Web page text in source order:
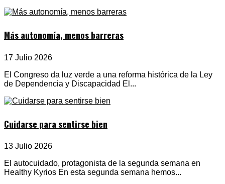
Más autonomía, menos barreras
17 Julio 2026
El Congreso da luz verde a una reforma histórica de la Ley
de Dependencia y Discapacidad El...
Cuidarse para sentirse bien
13 Julio 2026
El autocuidado, protagonista de la segunda semana en
Healthy Kyrios En esta segunda semana hemos...